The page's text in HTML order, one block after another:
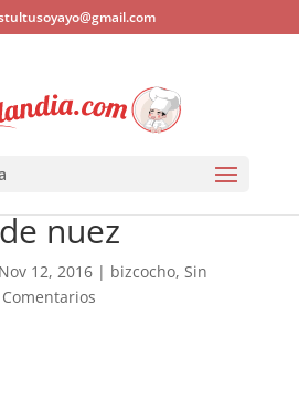
nuez
Nov 12, 2016| bizcocho, Sin
Comentarios